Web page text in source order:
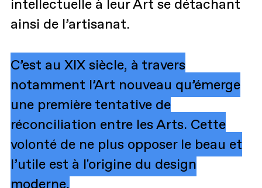
intellectuelle à leur Art se détachant
ainsi de l’artisanat.
C’est au XIX siècle, à travers
notamment l’Art nouveau qu’émerge
une première tentative de
réconciliation entre les Arts. Cette
volonté de ne plus opposer le beau et
l’utile est à l'origine du design
moderne.